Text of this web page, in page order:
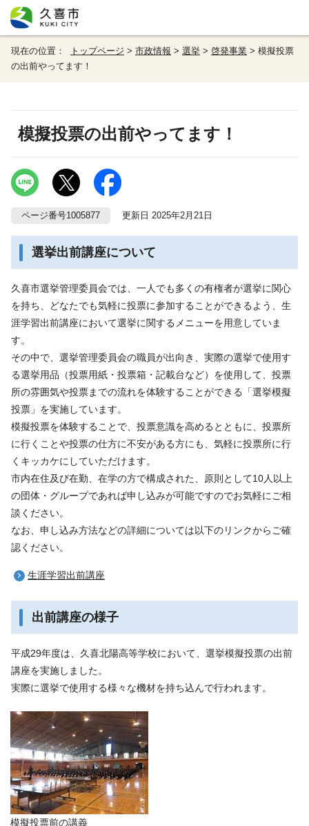
現在の位置： トップページ > 市政情報 > 選挙 > 啓発事業 > 模擬投票
の出前やってます！
模擬投票の出前やってます！
ページ番号1005877 更新日 2025年2月21日
選挙出前講座について
久喜市選挙管理委員会では、一人でも多くの有権者が選挙に関心
を持ち、どなたでも気軽に投票に参加することができるよう、生
涯学習出前講座において選挙に関するメニューを用意していま
す。
その中で、選挙管理委員会の職員が出向き、実際の選挙で使用す
る選挙用品（投票用紙・投票箱・記載台など）を使用して、投票
所の雰囲気や投票までの流れを体験することができる「選挙模擬
投票」を実施しています。
模擬投票を体験することで、投票意識を高めるとともに、投票所
に行くことや投票の仕方に不安がある方にも、気軽に投票所に行
くキッカケにしていただけます。
市内在住及び在勤、在学の方で構成された、原則として10人以上
の団体・グループであれば申し込みが可能ですのでお気軽にご相
談ください。
なお、申し込み方法などの詳細については以下のリンクからご確
認ください。
生涯学習出前講座
出前講座の様子
平成29年度は、久喜北陽高等学校において、選挙模擬投票の出前
講座を実施しました。
実際に選挙で使用する様々な機材を持ち込んで行われます。
模擬投票前の講義